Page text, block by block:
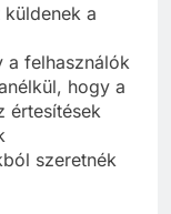
a
a felhasználók
hogy a
értesítések
szeretnék